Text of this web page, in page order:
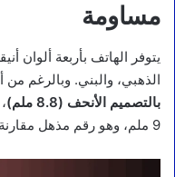
مساومة
يتوفر الهاتف بأربعة ألوان
الذهبي، والبني. وبالرغم من
بالتصميم الأنحف (8.8 ملم)
9 ملم، وهو رقم مذهل مقارنة ببقية الأجهزة المنافسة.